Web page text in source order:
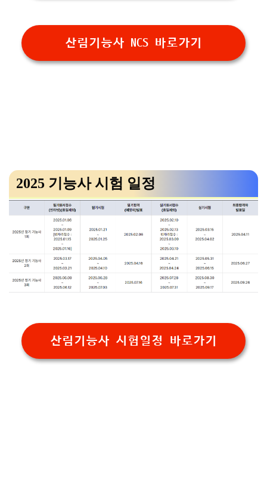
산림기능사 NCS 바로가기
2025 기능사 시험 일정
산림기능사 시험일정 바로가기